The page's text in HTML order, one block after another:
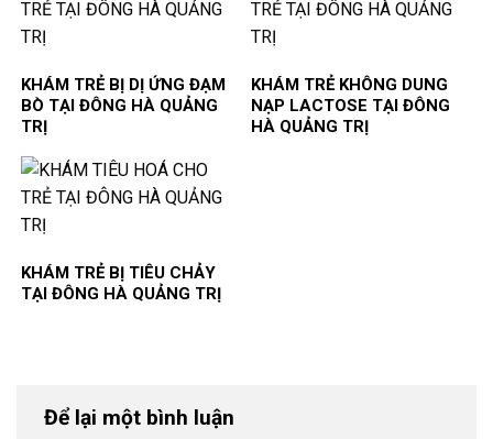
KHÁM TRẺ BỊ DỊ ỨNG ĐẠM
BÒ TẠI ĐÔNG HÀ QUẢNG
TRỊ
KHÁM TRẺ KHÔNG DUNG
NẠP LACTOSE TẠI ĐÔNG
HÀ QUẢNG TRỊ
KHÁM TRẺ BỊ TIÊU CHẢY
TẠI ĐÔNG HÀ QUẢNG TRỊ
Để lại một bình luận